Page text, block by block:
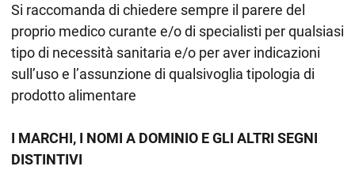
Si raccomanda di chiedere sempre il parere del
proprio medico curante e/o di specialisti per qualsiasi
tipo di necessità sanitaria e/o per aver indicazioni
sull’uso e l’assunzione di qualsivoglia tipologia di
prodotto alimentare
I MARCHI, I NOMI A DOMINIO E GLI ALTRI SEGNI
DISTINTIVI